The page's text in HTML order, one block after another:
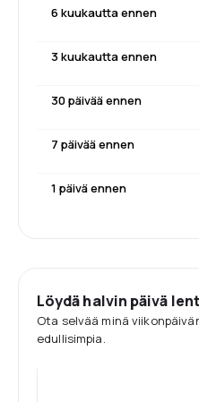
6 kuukautta ennen
3 kuukautta ennen
30 päivää ennen
7 päivää ennen
1 päivä ennen
Löydä halvin päivä
Ota selvää minä
edullisimpia.